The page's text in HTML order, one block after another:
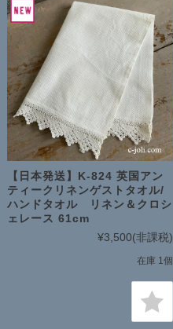
【日本発送】K-824 英国アン
ティークリネンゲストタオル/
ハンドタオル リネン＆クロシ
ェレース 61cm
¥3,500(非課税)
在庫 1個